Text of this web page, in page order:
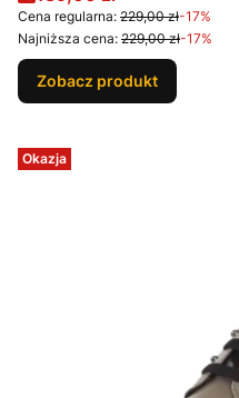
Cena regularna: 229,00 zł-17%
Najniższa cena: 229,00 zł-17%
Zobacz produkt
Okazja